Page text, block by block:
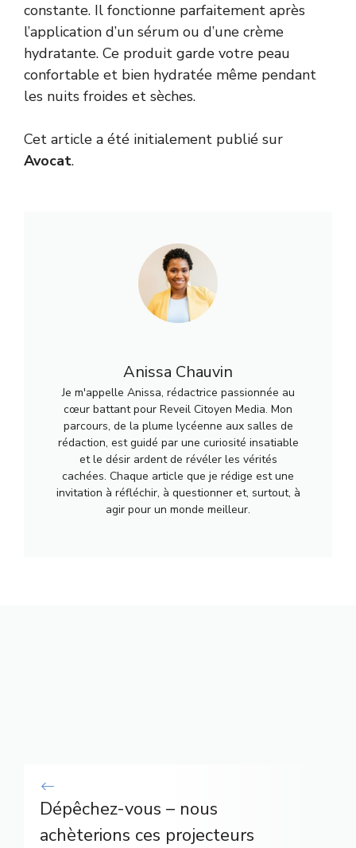
constante. Il fonctionne parfaitement après
l’application d’un sérum ou d’une crème
hydratante. Ce produit garde votre peau
confortable et bien hydratée même pendant
les nuits froides et sèches.
Cet article a été initialement publié sur
Avocat.
Anissa Chauvin
Je m'appelle Anissa, rédactrice passionnée au
cœur battant pour Reveil Citoyen Media. Mon
parcours, de la plume lycéenne aux salles de
rédaction, est guidé par une curiosité insatiable
et le désir ardent de révéler les vérités
cachées. Chaque article que je rédige est une
invitation à réfléchir, à questionner et, surtout, à
agir pour un monde meilleur.
Dépêchez-vous – nous
achèterions ces projecteurs